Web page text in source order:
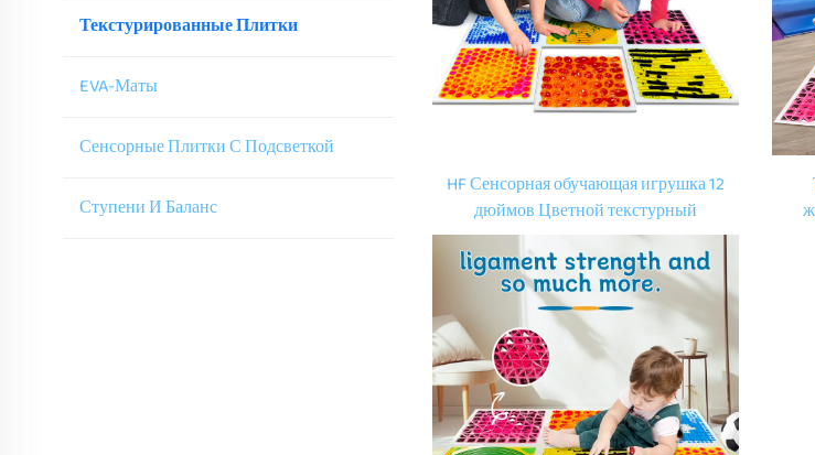
Текстурированные Плитки
EVA-Маты
Сенсорные Плитки С Подсветкой
Ступени И Баланс
HF Сенсорная обучающая игрушка 12
дюймов Цветной текстурный
жидкий напольный коврик 3D
Сенсорные напольные плитки для
игры Дети с аутизмом